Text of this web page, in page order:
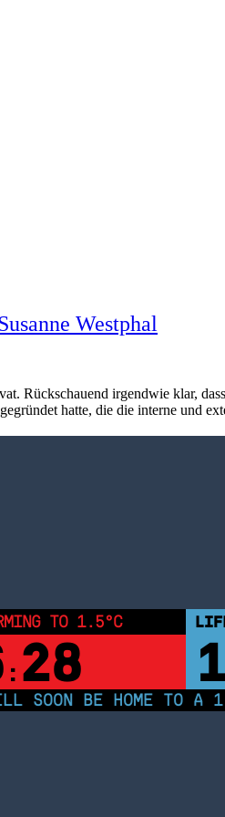
Westphal
Rückschauend irgendwie klar,
hatte, die die interne und
TO 1.5°C
: 28
BE HOME TO A